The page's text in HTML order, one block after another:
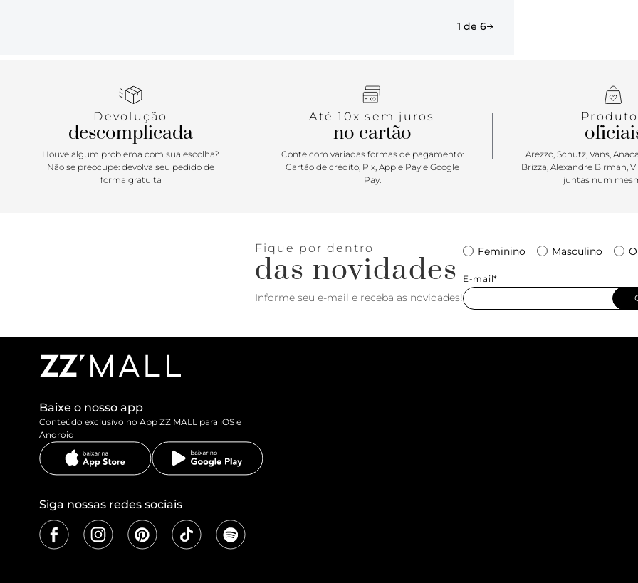
1 de 6
Devolução
descomplicada
Houve algum problema com sua escolha?
Não se preocupe: devolva seu pedido de
forma gratuita
Até 10x sem juros
no cartão
Conte com variadas formas de pagamento:
Cartão de crédito, Pix, Apple Pay e Google
Pay.
Arezzo, Schutz, Vans,
Brizza, Alexandre Birman,
juntas num
Fique por dentro
das novidades
Informe seu e-mail e receba as novidades!
Feminino Masculino
E-mail*
Baixe o nosso app
Conteúdo exclusivo no App ZZ MALL para iOS e
Android
Siga nossas redes sociais